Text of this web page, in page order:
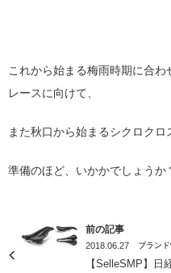
これから始まる梅雨時期に合
レースに向けて、
また秋口から始まるシクロクロ
準備のほど、いかかでしょうか
前の記事
2018.06.27 ブラン
【SelleSMP】日